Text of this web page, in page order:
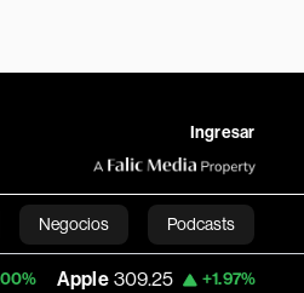
Ingresar
Negocios Podcasts
309.25 +1.97% USD COP